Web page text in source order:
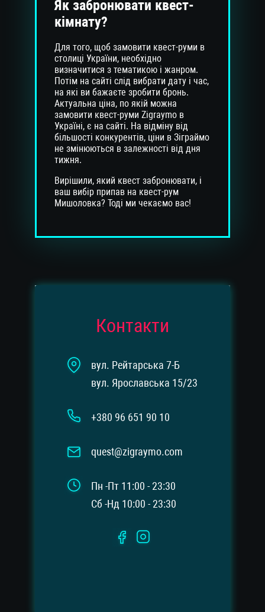
Як забронювати квест-
кімнату?
Для того, щоб замовити квест-руми в
столиці України, необхідно
визначитися з тематикою і жанром.
Потім на сайті слід вибрати дату і час,
на які ви бажаєте зробити бронь.
Актуальна ціна, по якій можна
замовити квест-руми Zigraymo в
Україні, є на сайті. На відміну від
більшості конкурентів, ціни в Зіграймо
не змінюються в залежності від дня
тижня.
Вирішили, який квест забронювати, і
ваш вибір припав на квест-рум
Мишоловка? Тоді ми чекаємо вас!
Контакти
вул. Рейтарська 7-Б
вул. Ярославська 15/23
+380 96 651 90 10
quest@zigraymo.com
Пн -Пт 11:00 - 23:30
Сб -Нд 10:00 - 23:30